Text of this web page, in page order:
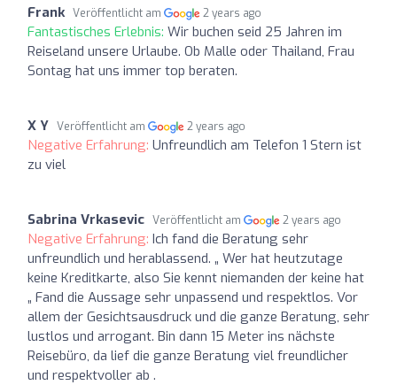
Frank Veröffentlicht am 2 years ago
Fantastisches Erlebnis: Wir buchen seid 25 Jahren im
Reiseland unsere Urlaube. Ob Malle oder Thailand, Frau
Sontag hat uns immer top beraten.
X Y Veröffentlicht am 2 years ago
Negative Erfahrung: Unfreundlich am Telefon 1 Stern ist
zu viel
Sabrina Vrkasevic Veröffentlicht am 2 years ago
Negative Erfahrung: Ich fand die Beratung sehr
unfreundlich und herablassend. „ Wer hat heutzutage
keine Kreditkarte, also Sie kennt niemanden der keine hat
„ Fand die Aussage sehr unpassend und respektlos. Vor
allem der Gesichtsausdruck und die ganze Beratung, sehr
lustlos und arrogant. Bin dann 15 Meter ins nächste
Reisebüro, da lief die ganze Beratung viel freundlicher
und respektvoller ab .